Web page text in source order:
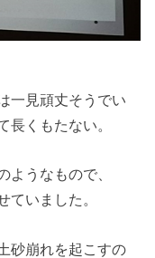
一見頑丈そうでい
長くもたない。
ようなもので、
ていました。
砂崩れを起こすの